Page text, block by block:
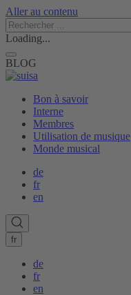
Aller au contenu
Loading...
BLOG
Bon à savoir
Interne
Membres
Utilisation de musique
Monde musical
de
fr
en
fr
de
fr
en